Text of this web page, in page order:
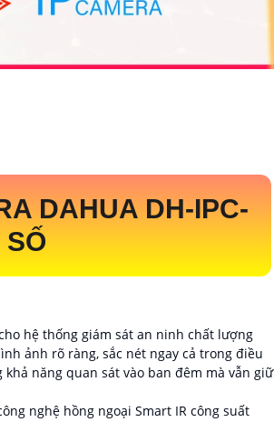
DAHUA DH-IPC-
hệ thống giám sát an ninh chất lượng
ảnh rõ ràng, sắc nét ngay cả trong điều
năng quan sát vào ban đêm mà vẫn giữ
nghệ hồng ngoại Smart IR công suất